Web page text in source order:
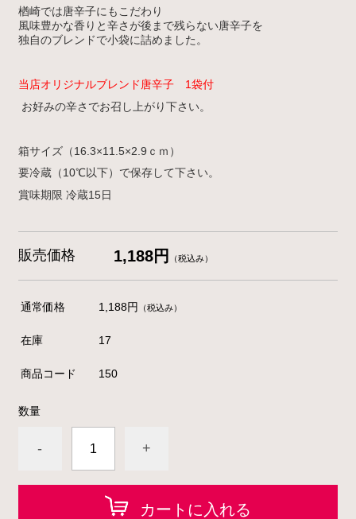
楢崎では唐辛子にもこだわり
風味豊かな香りと辛さが後まで残らない唐辛子を
独自のブレンドで小袋に詰めました。
当店オリジナルブレンド唐辛子 1袋付
お好みの辛さでお召し上がり下さい。
箱サイズ（16.3×11.5×2.9ｃｍ）
要冷蔵（10℃以下）で保存して下さい。
賞味期限 冷蔵15日
販売価格 1,188円 （税込み）
通常価格 1,188円 （税込み）
在庫 17
商品コード 150
数量
- +
カートに入れる